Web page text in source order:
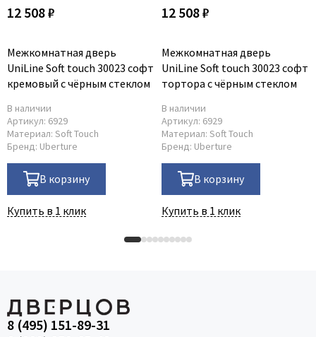
12 508 ₽
Межкомнатная дверь
UniLine Soft touch 30023 софт
кремовый с чёрным стеклом
В наличии
Артикул: 6929
Материал: Soft Touch
Бренд: Uberture
В корзину
Купить в 1 клик
12 508 ₽
Межкомнатная дверь
UniLine Soft touch 30023 софт
тортора с чёрным стеклом
В наличии
Артикул: 6929
Материал: Soft Touch
Бренд: Uberture
В корзину
Купить в 1 клик
8 (495) 151-89-31